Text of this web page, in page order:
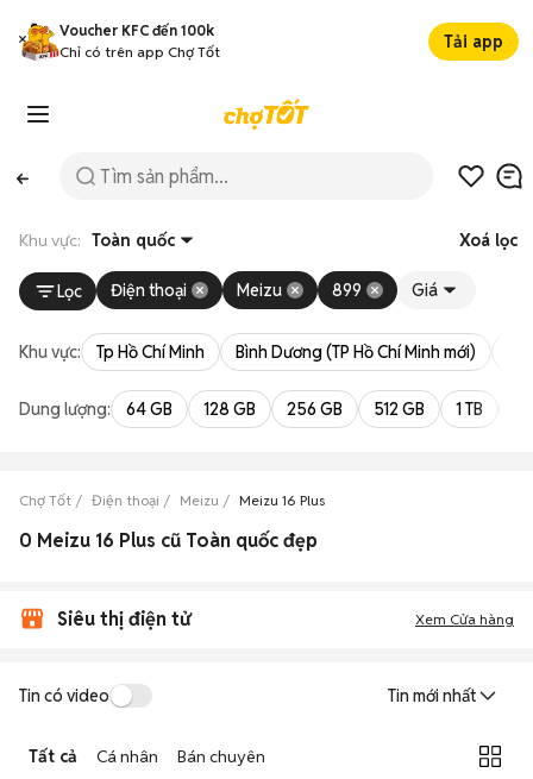
Voucher KFC đến 100k
Chỉ có trên app Chợ Tốt
Tải app
Khu vực: Toàn quốc Xoá lọc
Lọc Điện thoại Meizu 899 Giá
Khu vực: Tp Hồ Chí Minh Bình Dương (TP Hồ Chí Minh mới)
Dung lượng: 64 GB 128 GB 256 GB 512 GB 1 TB
Chợ Tốt Điện thoại Meizu Meizu 16 Plus
0 Meizu 16 Plus cũ Toàn quốc đẹp
Siêu thị điện tử Xem Cửa hàng
Tin có video Tin mới nhất
Tất cả Cá nhân Bán chuyên